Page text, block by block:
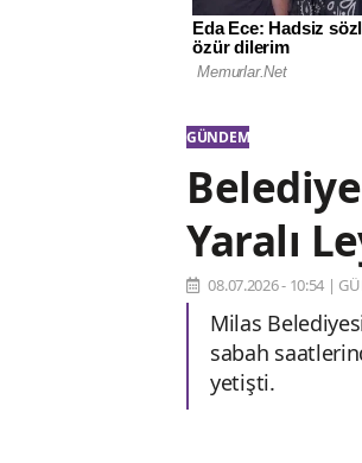
GÜNDEM
Yaralı
08.07.2026 - 10:54 |
Milas
sabah
yetişti.